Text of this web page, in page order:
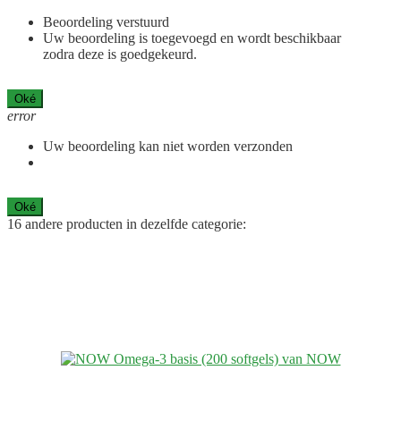
Beoordeling verstuurd
Uw beoordeling is toegevoegd en wordt beschikbaar
zodra deze is goedgekeurd.
Oké
error
Uw beoordeling kan niet worden verzonden
Oké
16 andere producten in dezelfde categorie: